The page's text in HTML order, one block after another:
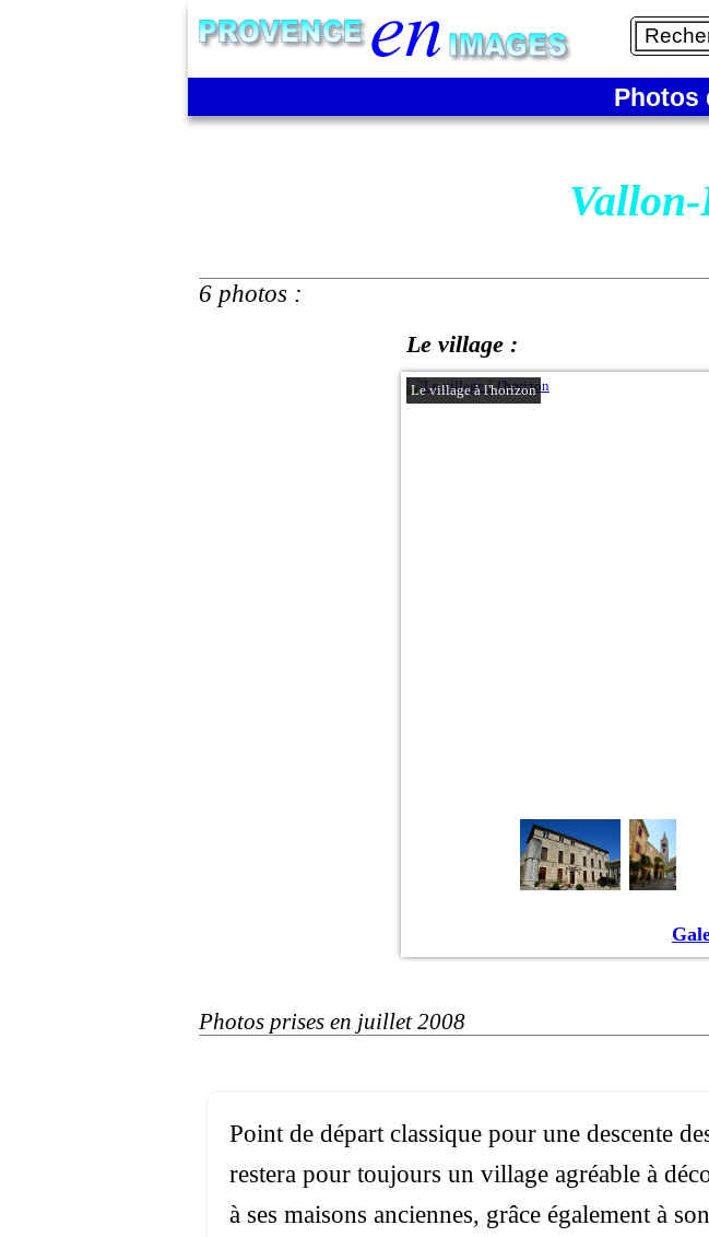
Photos
6 photos :
Le village :
Le village à l'horizon
Photos prises en juillet 2008
Point de départ classique pour une descente
restera pour toujours un village agréable à
à ses maisons anciennes, grâce également à